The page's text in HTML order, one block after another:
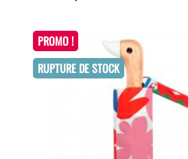
PROMO !
RUPTURE DE STOCK